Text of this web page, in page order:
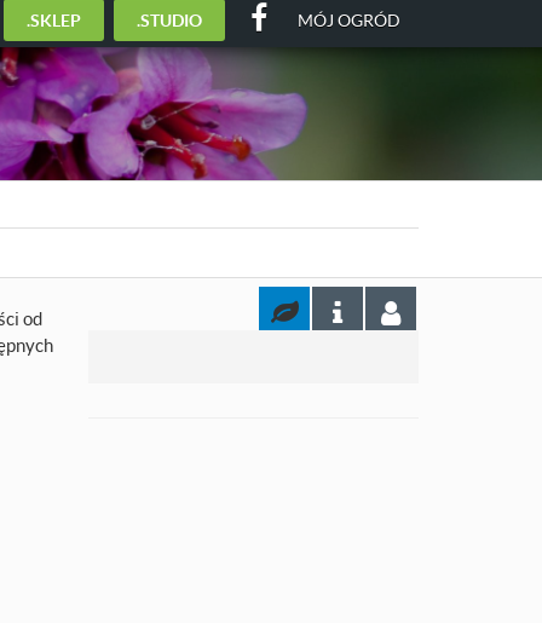
.SKLEP .STUDIO MÓJ OGRÓD
od